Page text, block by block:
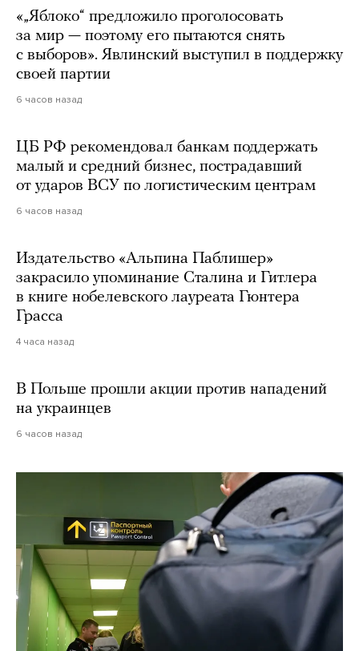
«„Яблоко“ предложило проголосовать
за мир — поэтому его пытаются снять
с выборов». Явлинский выступил в поддержку
своей партии
6 часов назад
ЦБ РФ рекомендовал банкам поддержать
малый и средний бизнес, пострадавший
от ударов ВСУ по логистическим центрам
6 часов назад
Издательство «Альпина Паблишер»
закрасило упоминание Сталина и Гитлера
в книге нобелевского лауреата Гюнтера
Грасса
4 часа назад
В Польше прошли акции против нападений
на украинцев
6 часов назад